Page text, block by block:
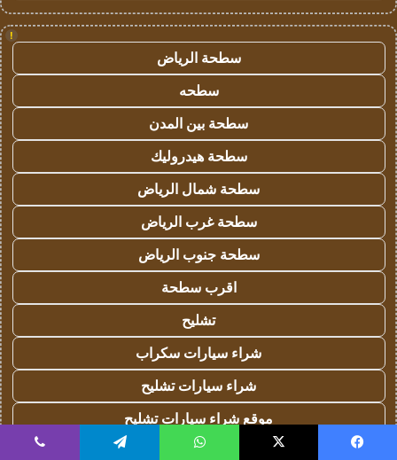
!
سطحة الرياض
سطحه
سطحة بين المدن
سطحة هيدروليك
سطحة شمال الرياض
سطحة غرب الرياض
سطحة جنوب الرياض
اقرب سطحة
تشليح
شراء سيارات سكراب
شراء سيارات تشليح
موقع شراء سيارات تشليح
ارقام يشترون سيارات تشليح